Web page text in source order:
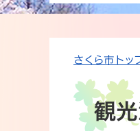
さくら市トッ
観